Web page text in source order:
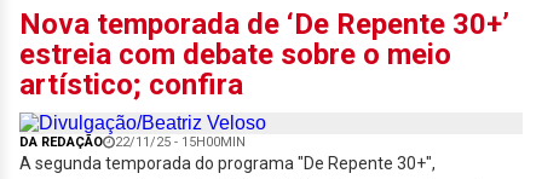
Nova temporada de ‘De Repente 30+’
estreia com debate sobre o meio
artístico; confira
DA REDAÇÃO 22/11/25 - 15H00MIN
A segunda temporada do programa "De Repente 30+",